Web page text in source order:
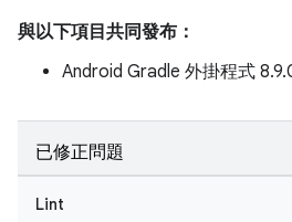
與以下項目共同發布：
Android Gradle 外掛程式
已修正問題
Lint